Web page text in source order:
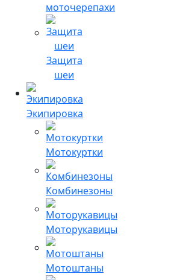
моточерепахи
Защита
шеи
Экипировка
Мотокуртки
Комбинезоны
Моторукавицы
Мотоштаны